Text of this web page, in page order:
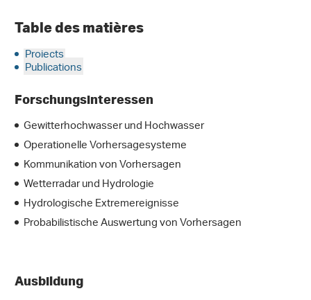
Table des matières
Projects
Publications
Forschungsinteressen
Gewitterhochwasser und Hochwasser
Operationelle Vorhersagesysteme
Kommunikation von Vorhersagen
Wetterradar und Hydrologie
Hydrologische Extremereignisse
Probabilistische Auswertung von Vorhersagen
Ausbildung